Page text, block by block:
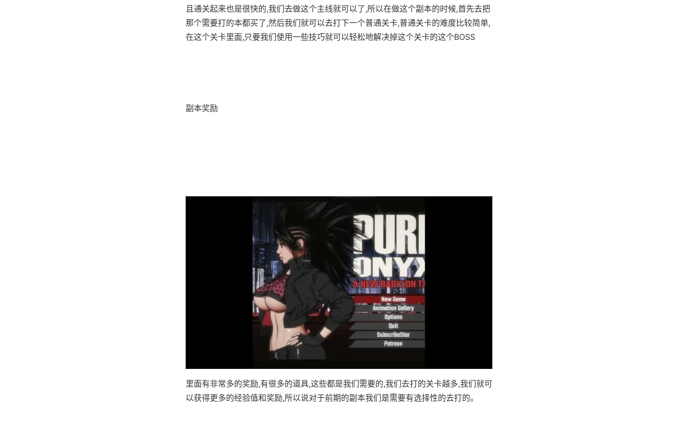
且通关起来也是很快的,我们去做这个主线就可以了,所以在做这个副本的时候,首先去把
那个需要打的本都买了,然后我们就可以去打下一个普通关卡,普通关卡的难度比较简单,
在这个关卡里面,只要我们使用一些技巧就可以轻松地解决掉这个关卡的这个BOSS
副本奖励
里面有非常多的奖励,有很多的道具,这些都是我们需要的,我们去打的关卡越多,我们就可
以获得更多的经验值和奖励,所以说对于前期的副本我们是需要有选择性的去打的。